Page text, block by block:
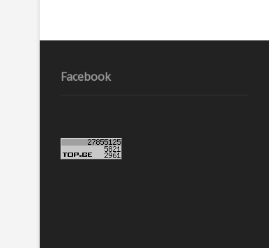
Facebook